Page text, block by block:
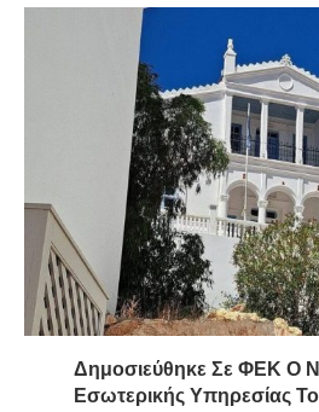
Δημοσιεύθηκε Σε ΦΕΚ Ο
Εσωτερικής Υπηρεσίας